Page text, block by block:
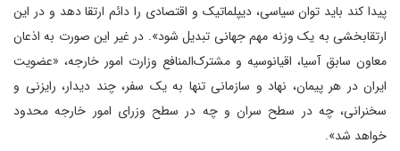
پیدا کند باید توان سیاسی، دیپلماتیک و اقتصادی را دائم ارتقا دهد و در این
ارتقابخشی به یک وزنه مهم جهانی تبدیل شود». در غیر این صورت به اذعان
معاون سابق آسیا، اقیانوسیه و مشترک‌المنافع وزارت امور خارجه، «عضویت
ایران در هر پیمان، نهاد و سازمانی تنها به یک سفر، چند دیدار، رایزنی و
سخنرانی، چه در سطح سران و چه در سطح وزرای امور خارجه محدود
خواهد شد».